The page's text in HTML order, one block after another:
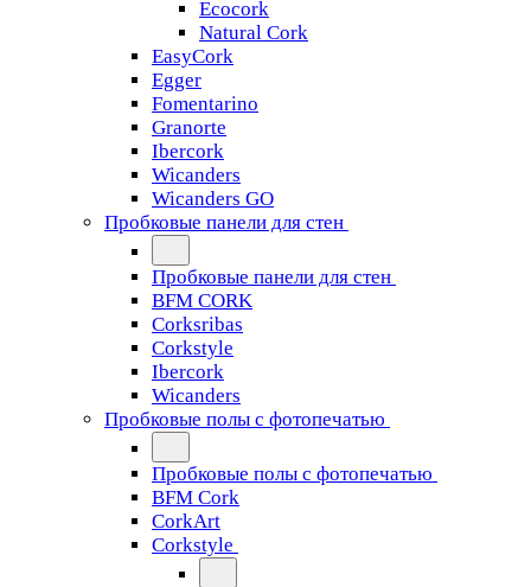
Ecocork
Natural Cork
EasyCork
Egger
Fomentarino
Granorte
Ibercork
Wicanders
Wicanders GO
Пробковые панели для стен
Пробковые панели для стен
BFM CORK
Corksribas
Corkstyle
Ibercork
Wicanders
Пробковые полы с фотопечатью
Пробковые полы с фотопечатью
BFM Cork
CorkArt
Corkstyle